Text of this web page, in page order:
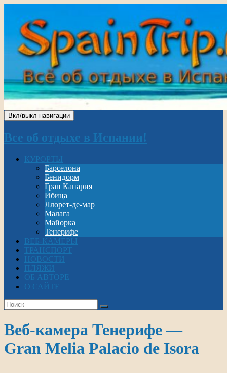
Вкл/выкл навигации
Все об отдыхе в Испании!
КУРОРТЫ
Барселона
Бенидорм
Гран Канария
Ибица
Ллорет-де-мар
Малага
Майорка
Тенерифе
ВЕБ-КАМЕРЫ
ТРАНСПОРТ
НОВОСТИ
ПЛЯЖИ
ОБ АВТОРЕ
О САЙТЕ
Веб-камера Тенерифе —
Gran Melia Palacio de Isora